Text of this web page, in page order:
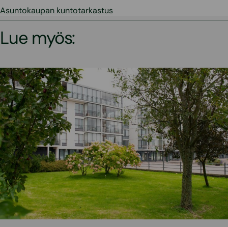
Asuntokaupan kuntotarkastus
Lue myös: